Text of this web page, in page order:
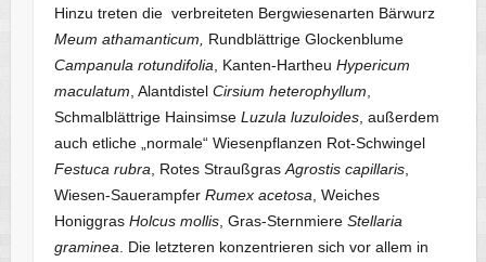
Hinzu treten die verbreiteten Bergwiesenarten Bärwurz
Meum athamanticum, Rundblättrige Glockenblume
Campanula rotundifolia , Kanten-HartheuHypericum
maculatum , AlantdistelCirsium heterophyllum
Schmalblättrige HainsimseLuzula luzuloides , außerdem
auch etliche „normale“ Wiesenpflanzen Rot-Schwingel
Festuca rubra , Rotes StraußgrasAgrostis capillaris
Wiesen-SauerampferRumex acetosa , Weiches
HoniggrasHolcus mollis , Gras-SternmiereStellaria
graminea . Die letzteren konzentrieren sich vor allem in